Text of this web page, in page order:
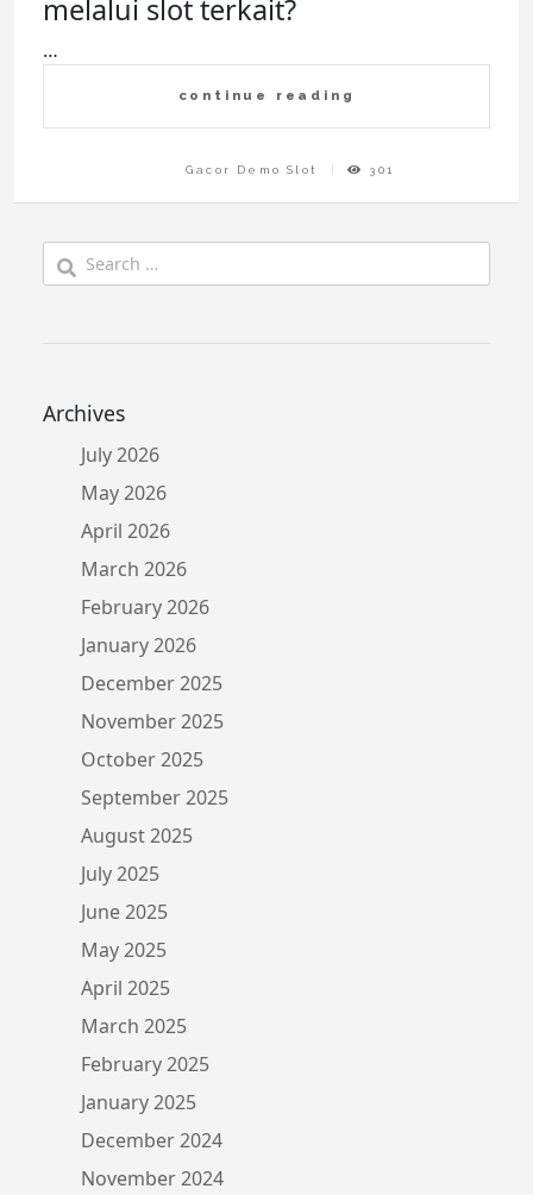
melalui slot terkait?
…
continue reading
Gacor Demo Slot 301
for:
Archives
July 2026
May 2026
April 2026
March 2026
February 2026
January 2026
December 2025
November 2025
October 2025
September 2025
August 2025
July 2025
June 2025
May 2025
April 2025
March 2025
February 2025
January 2025
December 2024
November 2024